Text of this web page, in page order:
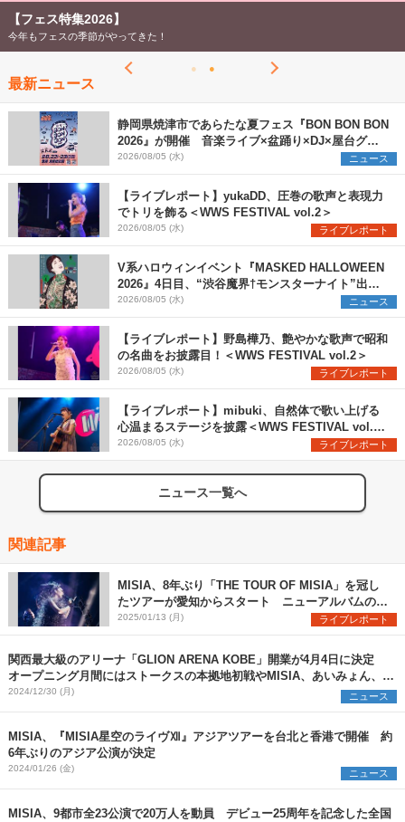
【フェス特集2026】
今年もフェスの季節がやってきた！
最新ニュース
静岡県焼津市であらたな夏フェス『BON BON BON
2026』が開催 音楽ライブ×盆踊り×DJ×屋台グル
メ×ランタンナイトで彩る2日間
2026/08/05 (水) ニュース
【ライブレポート】yukaDD、圧巻の歌声と表現力
でトリを飾る＜WWS FESTIVAL vol.2＞
2026/08/05 (水) ライブレポート
V系ハロウィンイベント『MASKED HALLOWEEN
2026』4日目、“渋谷魔界†モンスターナイト”出演6
組を発表
2026/08/05 (水) ニュース
【ライブレポート】野島樺乃、艶やかな歌声で昭和
の名曲をお披露目！＜WWS FESTIVAL vol.2＞
2026/08/05 (水) ライブレポート
【ライブレポート】mibuki、自然体で歌い上げる
心温まるステージを披露＜WWS FESTIVAL vol.2
＞
2026/08/05 (水) ライブレポート
ニュース一覧へ
関連記事
MISIA、8年ぶり「THE TOUR OF MISIA」を冠し
たツアーが愛知からスタート ニューアルバムのリ
リースも発表（写真6点）
2025/01/13 (月) ライブレポート
関西最大級のアリーナ「GLION ARENA KOBE」開業が4月4日に決定
オープニング月間にはストークスの本拠地初戦やMISIA、あいみょん、マ
ンウィズら登場
2024/12/30 (月) ニュース
MISIA、『MISIA星空のライヴⅫ』アジアツアーを台北と香港で開催 約
6年ぶりのアジア公演が決定
2024/01/26 (金) ニュース
MISIA、9都市全23公演で20万人を動員 デビュー25周年を記念した全国